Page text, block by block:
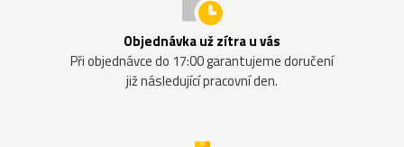
Objednávka už zítra u vás
Při objednávce do 17:00 garantujeme doručení
již následující pracovní den.